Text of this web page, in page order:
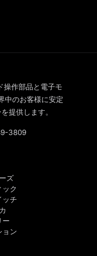
操作部品と電子モ
中のお客様に安定
提供します。
3809
ズ
ック
ッチ
ー
ョン